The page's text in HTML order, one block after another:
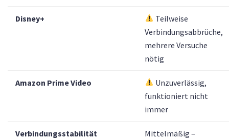
Disney+
Teilweise
Verbindungsabbrüche,
mehrere Versuche
nötig
Amazon Prime Video
Unzuverlässig,
funktioniert nicht
immer
Verbindungsstabilität
Mittelmäßig –